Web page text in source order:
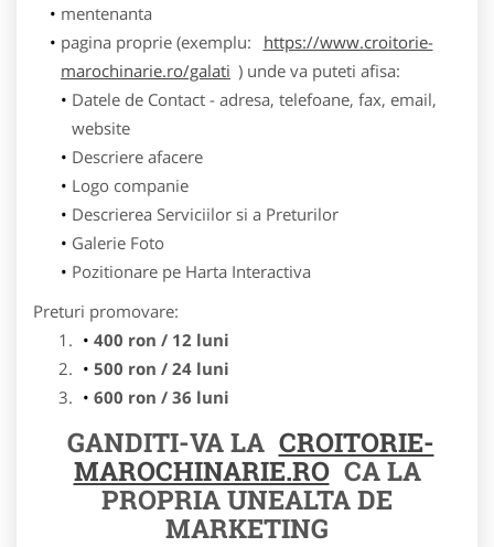
mentenanta
pagina proprie (exemplu:
https://www.croitorie-
marochinarie.ro/galati ) unde va puteti afisa:
Datele de Contact - adresa, telefoane, fax, email,
website
Descriere afacere
Logo companie
Descrierea Serviciilor si a Preturilor
Galerie Foto
Pozitionare pe Harta Interactiva
Preturi promovare:
400 ron / 12 luni
500 ron / 24 luni
600 ron / 36 luni
GANDITI-VA LA CROITORIE-
MAROCHINARIE.RO CA LA
PROPRIA UNEALTA DE
MARKETING